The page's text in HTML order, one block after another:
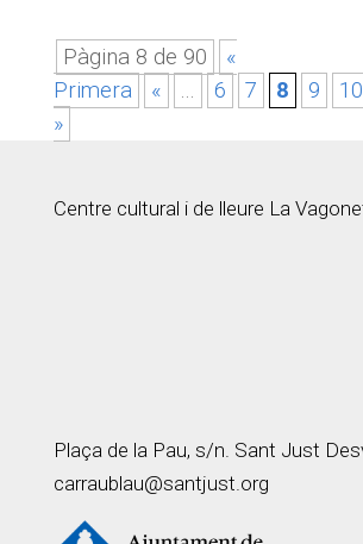
Pàgina 8 de 90
«
Primera
« ... 6 7 8 9 10
»
Centre cultural i de lleure La
Plaça de la Pau, s/n. Sant Just
carraublau@santjust.org